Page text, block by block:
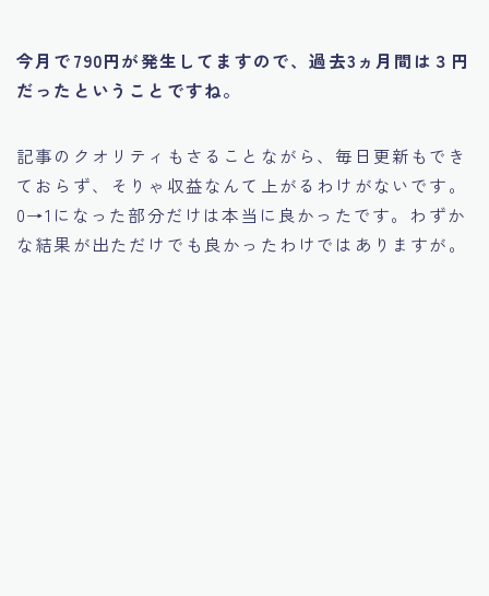
今月で790円が発生してますので、過去3ヵ月間は３円
だったということですね。
記事のクオリティもさることながら、毎日更新もでき
ておらず、そりゃ収益なんて上がるわけがないです。
0→1になった部分だけは本当に良かったです。わずか
な結果が出ただけでも良かったわけではありますが。